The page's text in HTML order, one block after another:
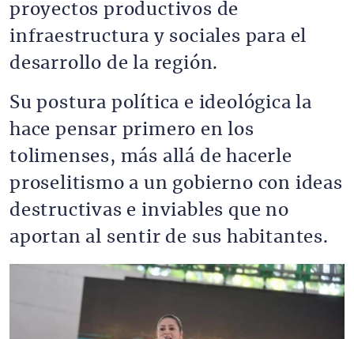
proyectos productivos de
infraestructura y sociales para el
desarrollo de la región.
Su postura política e ideológica la
hace pensar primero en los
tolimenses, más allá de hacerle
proselitismo a un gobierno con ideas
destructivas e inviables que no
aportan al sentir de sus habitantes.